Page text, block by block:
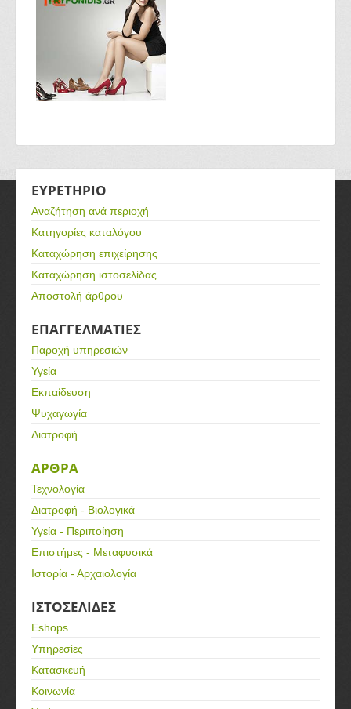
ΕΥΡΕΤΗΡΙΟ
Αναζήτηση ανά περιοχή
Κατηγορίες καταλόγου
Καταχώρηση επιχείρησης
Καταχώρηση ιστοσελίδας
Αποστολή άρθρου
ΕΠΑΓΓΕΛΜΑΤΙΕΣ
Παροχή υπηρεσιών
Υγεία
Εκπαίδευση
Ψυχαγωγία
Διατροφή
ΑΡΘΡΑ
Τεχνολογία
Διατροφή - Βιολογικά
Υγεία - Περιποίηση
Επιστήμες - Μεταφυσικά
Ιστορία - Αρχαιολογία
ΙΣΤΟΣΕΛΙΔΕΣ
Eshops
Υπηρεσίες
Κατασκευή
Κοινωνία